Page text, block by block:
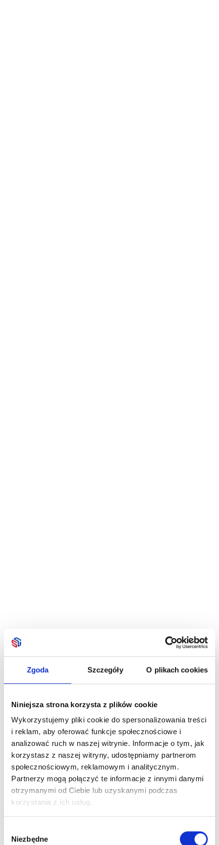
Zgoda Szczegóły O plikach cookies
Niniejsza strona korzysta z plików cookie
Wykorzystujemy pliki cookie do spersonalizowania treści
i reklam, aby oferować funkcje społecznościowe i
analizować ruch w naszej witrynie. Informacje o tym, jak
korzystasz z naszej witryny, udostępniamy partnerom
społecznościowym, reklamowym i analitycznym.
Partnerzy mogą połączyć te informacje z innymi danymi
otrzymanymi od Ciebie lub uzyskanymi podczas
korzystania z ich usług.
zgody
Niezbędne